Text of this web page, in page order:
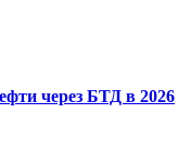
через БТД в 2026